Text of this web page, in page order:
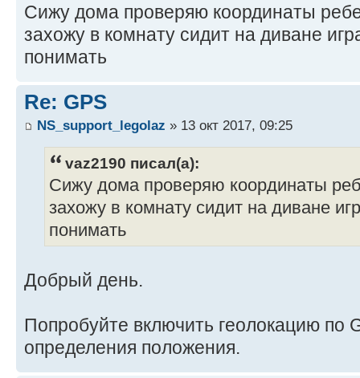
Сижу дома проверяю координаты
захожу в комнату сидит на диване
понимать
Re: GPS
NS_support_legolaz » 13 окт 2017, 09:25
vaz2190 писал(а):
Сижу дома проверяю координаты
захожу в комнату сидит на диване
понимать
Добрый день.
Попробуйте включить геолокацию по
определения положения.